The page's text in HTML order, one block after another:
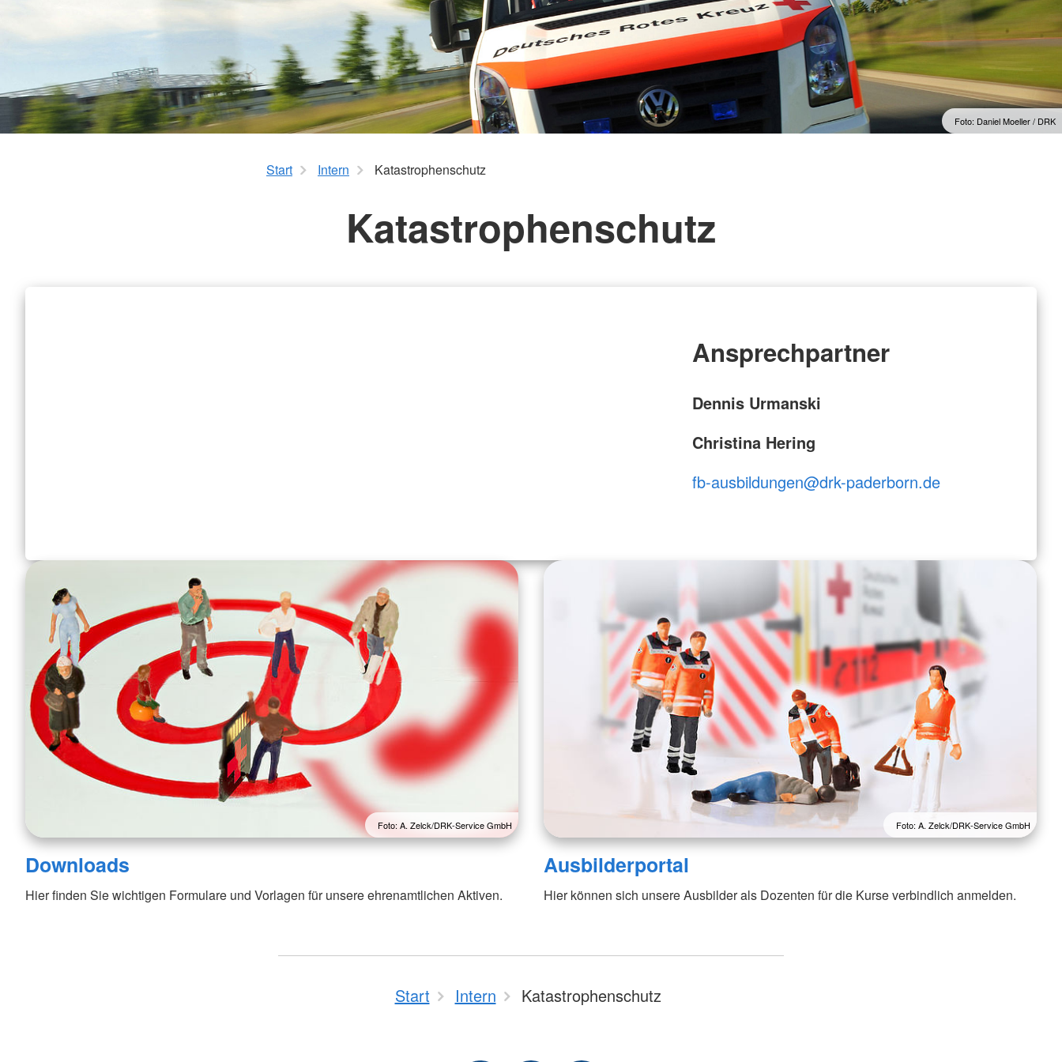
SECOND HAND SHOP
"Lieblingsstücke"
Foto: Daniel Moeller / DRK
Start Intern Katastrophenschutz
Katastrophenschutz
Ansprechpartner
Dennis Urmanski
Christina Hering
fb-ausbildungen@drk-paderborn.de
Foto: A. Zelck/DRK-Service GmbH
Downloads
Hier finden Sie wichtigen Formulare und Vorlagen für unsere ehrenamtlichen Aktiven.
Foto: A. Zelck/DRK-Service GmbH
Ausbilderportal
Hier können sich unsere Ausbilder als Dozenten für die Kurse verbindlich anmelden.
Start Intern Katastrophenschutz